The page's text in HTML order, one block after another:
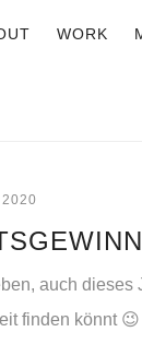
WORK
auch dieses
finden könnt